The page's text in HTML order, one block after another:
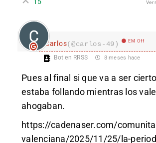
Ver
Carlos(@carlos-49) EM Off
Bot en RRSS 8 meses hace
Pues al final si que va a ser
estaba follando mientras los
ahogaban.
https://cadenaser.com/
valenciana/2025/11/25/la-